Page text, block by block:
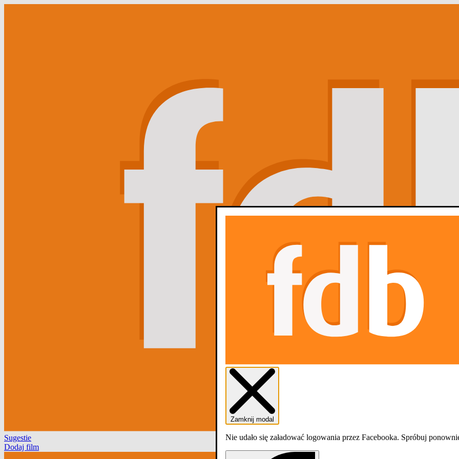
Sugestie
Dodaj film
Zamknij modal
Nie udało się załadować logowania przez Facebooka. Spróbuj